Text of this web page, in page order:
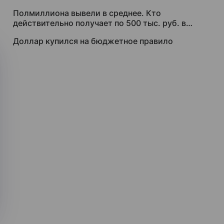
Полмиллиона вывели в среднее. Кто
действительно получает по 500 тыс. руб. в
Доллар купился на бюджетное правило